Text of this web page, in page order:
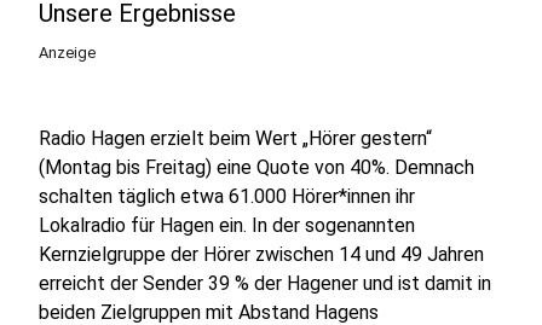
Unsere Ergebnisse
Anzeige
Radio Hagen erzielt beim Wert „Hörer gestern“
(Montag bis Freitag) eine Quote von 40%. Demnach
schalten täglich etwa 61.000 Hörer*innen ihr
Lokalradio für Hagen ein. In der sogenannten
Kernzielgruppe der Hörer zwischen 14 und 49 Jahren
erreicht der Sender 39 % der Hagener und ist damit in
beiden Zielgruppen mit Abstand Hagens